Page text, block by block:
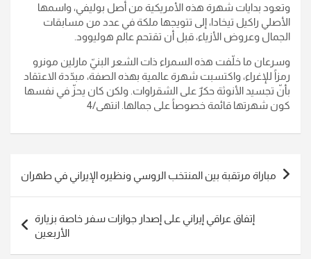
وتعود بدايات شهرة هذه الأمريكية من أصل بوليفي، واسمها
الأصلي راكيل تيخادا، إلى تتويجها ملكة في عدد من مسابقات
الجمال وعروض الأزياء، قبل أن تقتحم عالم هوليوود.
وسرعان ما خلّفت هذه السمراء ذات الشعر البنيّ مارلين مونرو
رمزاً للإغراء، واكتسبت شهرة عالمية بهذه الصفة، مبدّدة الاعتقاد
بأنّ تجسيد الأنوثة حكرٌ على الشقراوات. ولكن كان يحزّ في نفسها
كون شهرتها قائمة خصوصاً على جمالها. انتهى/4
تصفّح
المقالات
مباراة مرتقبة بين المنتخب الروسي ونظيره الإيراني في طهران
إتفاق عراقي إيراني على إصدار جوازات سفر خاصة بزيارة
الأربعين